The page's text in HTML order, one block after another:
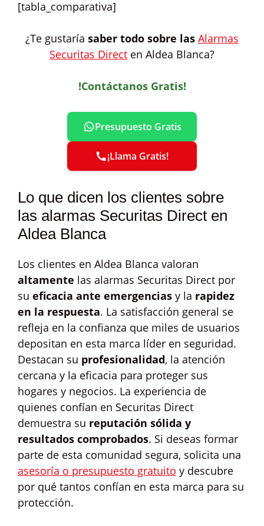
[tabla_comparativa]
¿Te gustaría saber todo sobre las Alarmas
Securitas Direct en Aldea Blanca?
!Contáctanos Gratis!
Presupuesto Gratis
¡Llama Gratis!
Lo que dicen los clientes sobre
las alarmas Securitas Direct en
Aldea Blanca
Los clientes en Aldea Blanca valoran
altamente las alarmas Securitas Direct por
su eficacia ante emergencias y la rapidez
en la respuesta. La satisfacción general se
refleja en la confianza que miles de usuarios
depositan en esta marca líder en seguridad.
Destacan su profesionalidad, la atención
cercana y la eficacia para proteger sus
hogares y negocios. La experiencia de
quienes confían en Securitas Direct
demuestra su reputación sólida y
resultados comprobados. Si deseas formar
parte de esta comunidad segura, solicita una
asesoría o presupuesto gratuito y descubre
por qué tantos confían en esta marca para su
protección.